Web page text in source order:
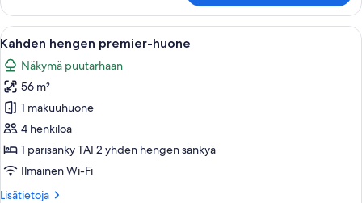
Double
Room
-
All
Inclusive
Avaa
kaikki
huonetyypin
Kahden
hengen
premier-
huone
kuvat
Tilava makuuhuone, jossa on suuri
11
Kahden hengen premier-huone
Näkymä puutarhaan
56 m²
1 makuuhuone
4 henkilöä
1 parisänky TAI 2 yhden hengen sänkyä
Ilmainen Wi-Fi
Lisätietoja
Lisätietoja